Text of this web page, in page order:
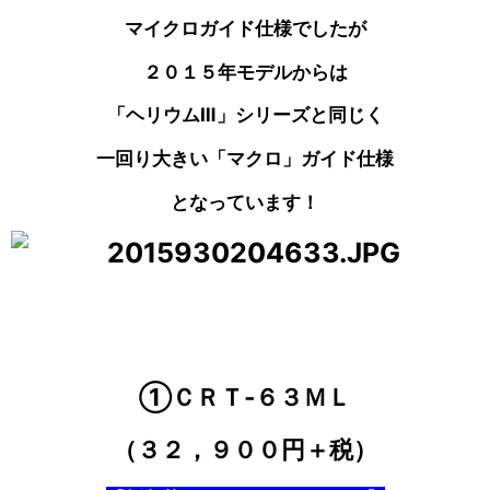
マイクロガイド仕様でしたが
２０１５年モデルからは
「ヘリウムⅢ」シリーズと同じく
一回り大きい「マクロ」ガイド仕様
となっています！
①ＣＲＴ‐６３ＭＬ
（３２，９００円＋税）